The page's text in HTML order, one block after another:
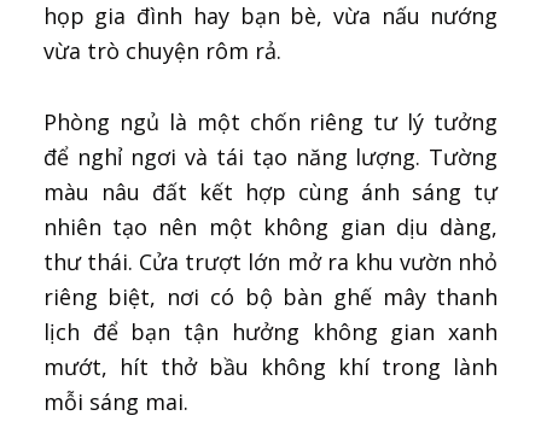
họp gia đình hay bạn bè, vừa nấu nướng
vừa trò chuyện rôm rả.
Phòng ngủ là một chốn riêng tư lý tưởng
để nghỉ ngơi và tái tạo năng lượng. Tường
màu nâu đất kết hợp cùng ánh sáng tự
nhiên tạo nên một không gian dịu dàng,
thư thái. Cửa trượt lớn mở ra khu vườn nhỏ
riêng biệt, nơi có bộ bàn ghế mây thanh
lịch để bạn tận hưởng không gian xanh
mướt, hít thở bầu không khí trong lành
mỗi sáng mai.